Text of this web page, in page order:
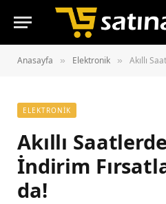
Anasayfa » Elektronik » Akıllı
ELEKTRONIK
Akıllı
İndirim
da!